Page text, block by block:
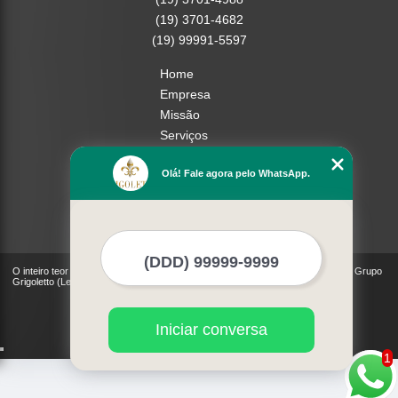
(19) 3701-4682
(19) 99991-5597
Home
Empresa
Missão
Serviços
Mapa do site
O inteiro teor deste site está sujeito à proteção de direitos autorais. Copyright© Grupo
Grigoletto (Lei 9610 de 19/02/1998)
1
Olá! Fale agora pelo WhatsApp.
Iniciar conversa